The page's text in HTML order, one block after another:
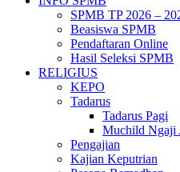
SPMB TP 2026 –
Beasiswa SPMB
Pendaftaran Online
Hasil Seleksi SPMB
RELIGIUS
KEPO
Tadarus
Tadarus Pagi
Muchild Ngaji
Pengajian
Kajian Keputrian